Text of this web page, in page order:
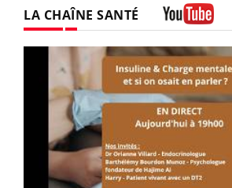
LA CHAÎNE SANTÉ